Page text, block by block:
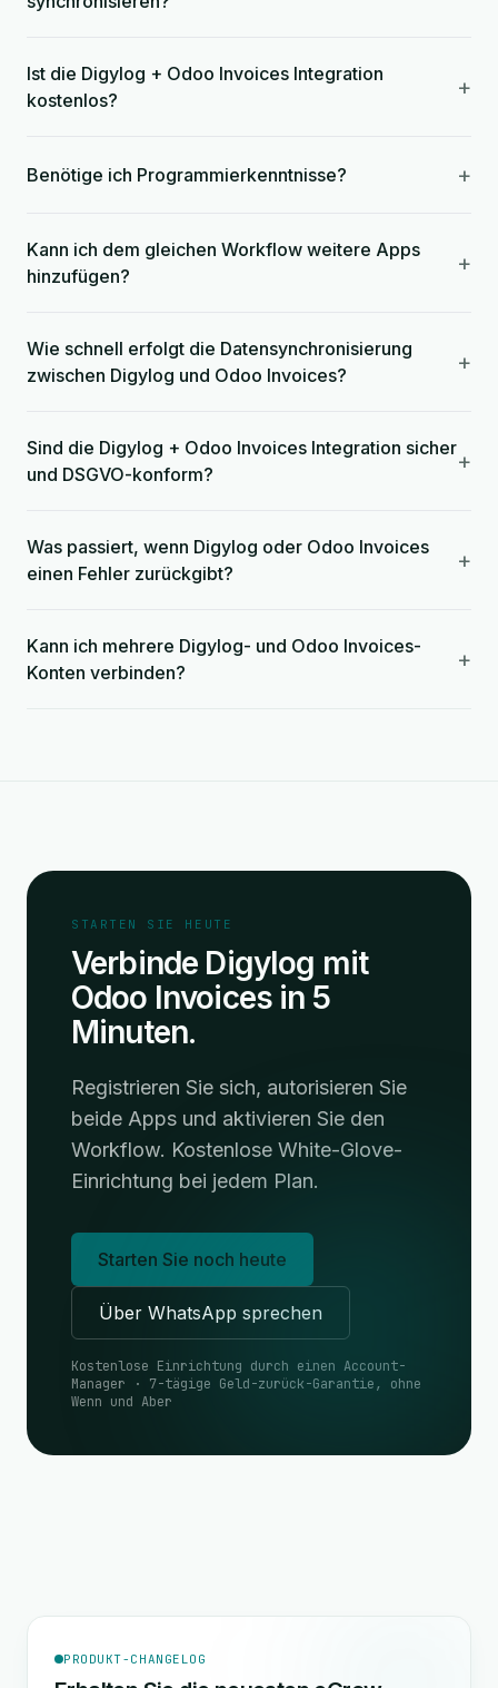
Ist die Digylog + Odoo Invoices Integration
kostenlos?
+
Benötige ich Programmierkenntnisse? +
Kann ich dem gleichen Workflow weitere Apps
hinzufügen?
+
Wie schnell erfolgt die Datensynchronisierung
zwischen Digylog und Odoo Invoices?
+
Sind die Digylog + Odoo Invoices Integration sicher
und DSGVO-konform?
+
Was passiert, wenn Digylog oder Odoo Invoices
einen Fehler zurückgibt?
+
Kann ich mehrere Digylog- und Odoo Invoices-
Konten verbinden?
+
STARTEN SIE HEUTE
Verbinde Digylog mit
Odoo Invoices in 5
Minuten.
Registrieren Sie sich, autorisieren Sie
beide Apps und aktivieren Sie den
Workflow. Kostenlose White-Glove-
Einrichtung bei jedem Plan.
Starten Sie noch heute
Über WhatsApp sprechen
Kostenlose Einrichtung durch einen Account-
Manager · 7-tägige Geld-zurück-Garantie, ohne
Wenn und Aber
PRODUKT-CHANGELOG